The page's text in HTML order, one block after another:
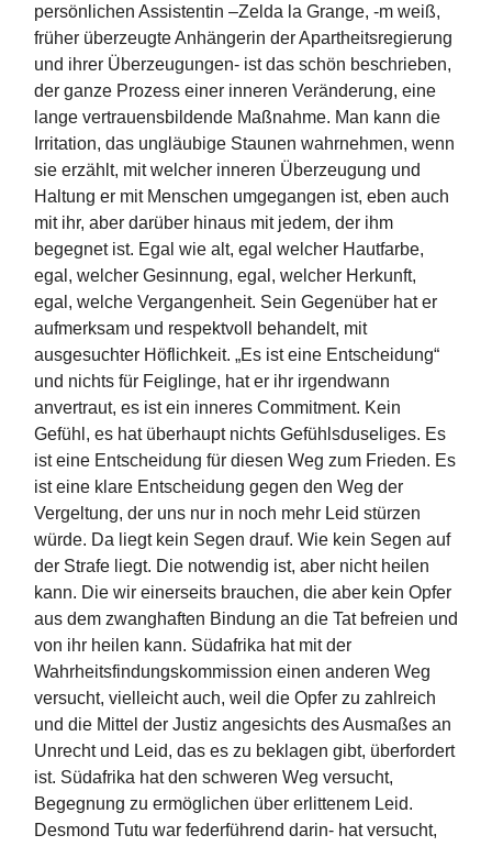
persönlichen Assistentin –Zelda la Grange, -m weiß,
früher überzeugte Anhängerin der Apartheitsregierung
und ihrer Überzeugungen- ist das schön beschrieben,
der ganze Prozess einer inneren Veränderung, eine
lange vertrauensbildende Maßnahme. Man kann die
Irritation, das ungläubige Staunen wahrnehmen, wenn
sie erzählt, mit welcher inneren Überzeugung und
Haltung er mit Menschen umgegangen ist, eben auch
mit ihr, aber darüber hinaus mit jedem, der ihm
begegnet ist. Egal wie alt, egal welcher Hautfarbe,
egal, welcher Gesinnung, egal, welcher Herkunft,
egal, welche Vergangenheit. Sein Gegenüber hat er
aufmerksam und respektvoll behandelt, mit
ausgesuchter Höflichkeit. „Es ist eine Entscheidung“
und nichts für Feiglinge, hat er ihr irgendwann
anvertraut, es ist ein inneres Commitment. Kein
Gefühl, es hat überhaupt nichts Gefühlsduseliges. Es
ist eine Entscheidung für diesen Weg zum Frieden. Es
ist eine klare Entscheidung gegen den Weg der
Vergeltung, der uns nur in noch mehr Leid stürzen
würde. Da liegt kein Segen drauf. Wie kein Segen auf
der Strafe liegt. Die notwendig ist, aber nicht heilen
kann. Die wir einerseits brauchen, die aber kein Opfer
aus dem zwanghaften Bindung an die Tat befreien und
von ihr heilen kann. Südafrika hat mit der
Wahrheitsfindungskommission einen anderen Weg
versucht, vielleicht auch, weil die Opfer zu zahlreich
und die Mittel der Justiz angesichts des Ausmaßes an
Unrecht und Leid, das es zu beklagen gibt, überfordert
ist. Südafrika hat den schweren Weg versucht,
Begegnung zu ermöglichen über erlittenem Leid.
Desmond Tutu war federführend darin- hat versucht,